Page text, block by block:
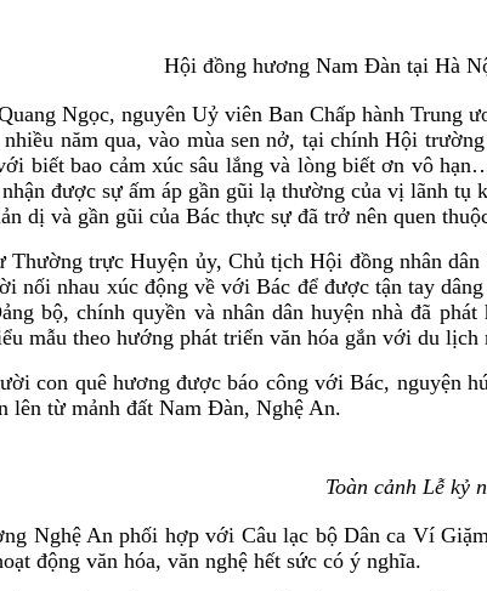
Hội đồng hương Nam Đàn tại Hà
Ngọc, nguyên Uỷ viên Ban Chấp hành
năm qua, vào mùa sen nở, tại chính Hội
biết bao cảm xúc sâu lắng và lòng biết ơn vô
được sự ấm áp gần gũi lạ thường của vị lãnh
dị và gần gũi của Bác thực sự đã trở nên quen
trực Huyện ủy, Chủ tịch Hội đồng nhân
nối nhau xúc động về với Bác để được tận tay
bộ, chính quyền và nhân dân huyện nhà đã
mẫu theo hướng phát triển văn hóa gắn với du
con quê hương được báo công với Bác, nguyện
lên từ mảnh đất Nam Đàn, Nghệ An.
Toàn cảnh Lễ kỷ
Nghệ An phối hợp với Câu lạc bộ Dân ca Ví
động văn hóa, văn nghệ hết sức có ý nghĩa.